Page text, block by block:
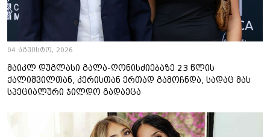
04 აგვისტო, 2026
მაიკლ დუგლასი გალა-ღონისძიებაზე 23 წლის
ქალიშვილთან, კერისთან ერთად გამოჩნდა, სადაც მას
სპეციალური ჯილდო გადაეცა